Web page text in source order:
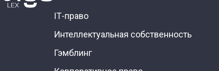
ІТ-право
Интеллектуальная собственность
Гэмблинг